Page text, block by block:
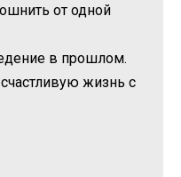
от одной
в прошлом.
жизнь с